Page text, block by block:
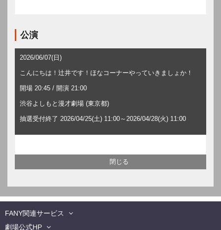
公演
2026/06/07(日)
こんにちは！辻井です！ほなコーナーやっていきましょか！
開場 20:45 / 開演 21:00
渋谷よしもと漫才劇場 (東京都)
抽選受付終了 2026/04/25(土) 11:00～2026/04/28(火) 11:00
FANY関連サービス
劇場公式HP